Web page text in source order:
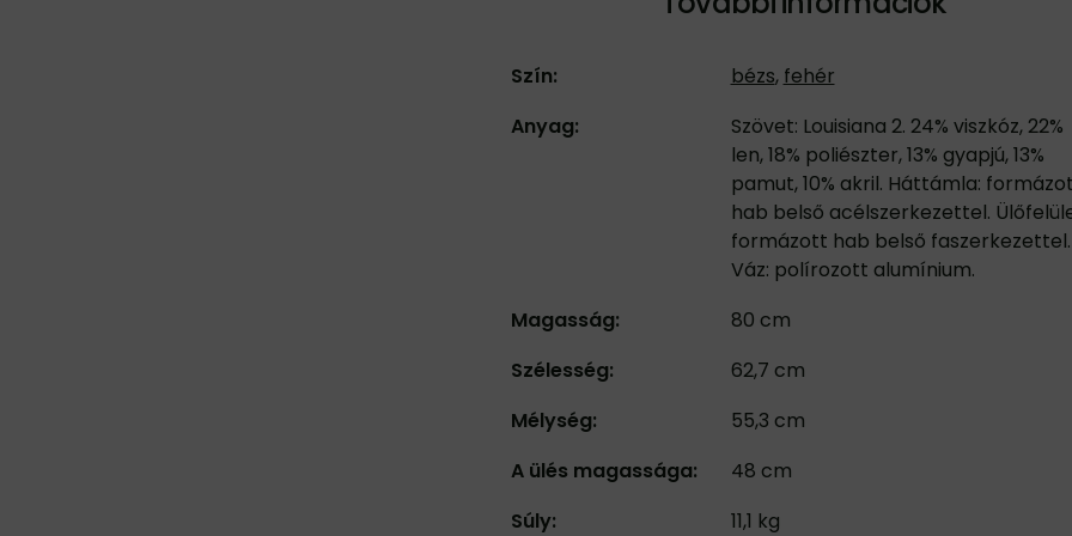
Szín: bézs, fehér
Anyag:
Szövet: Louisiana 2. 24% viszkóz, 22%
len, 18% poliészter, 13% gyapjú, 13%
pamut, 10% akril. Háttámla:
hab belső acélszerkezettel.
formázott hab belső faszerkezettel.
Váz: polírozott alumínium.
Magasság:
80 cm
Szélesség:
62,7 cm
Mélység:
55,3 cm
A ülés magassága:
48 cm
Súly:
11,1 kg